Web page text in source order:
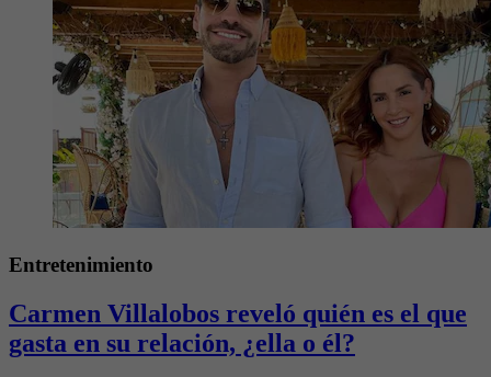
Entretenimiento
Carmen Villalobos reveló quién es el que
gasta en su relación, ¿ella o él?